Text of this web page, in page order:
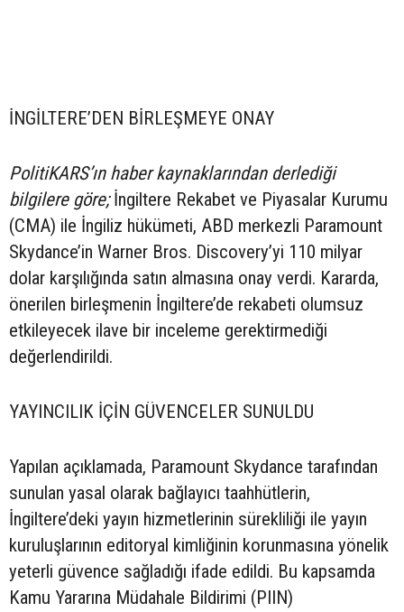
İNGİLTERE’DEN BİRLEŞMEYE ONAY
PolitiKARS’ın haber kaynaklarından derlediği
bilgilere göre;İngiltere Rekabet ve Piyasalar Kurumu
(CMA) ile İngiliz hükümeti, ABD merkezli Paramount
Skydance’in Warner Bros. Discovery’yi 110 milyar
dolar karşılığında satın almasına onay verdi. Kararda,
önerilen birleşmenin İngiltere’de rekabeti olumsuz
etkileyecek ilave bir inceleme gerektirmediği
değerlendirildi.
YAYINCILIK İÇİN GÜVENCELER SUNULDU
Yapılan açıklamada, Paramount Skydance tarafından
sunulan yasal olarak bağlayıcı taahhütlerin,
İngiltere’deki yayın hizmetlerinin sürekliliği ile yayın
kuruluşlarının editoryal kimliğinin korunmasına yönelik
yeterli güvence sağladığı ifade edildi. Bu kapsamda
Kamu Yararına Müdahale Bildirimi (PIIN)